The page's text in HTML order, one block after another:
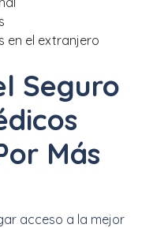
en el extranjero
Seguro
Más
acceso a la mejor